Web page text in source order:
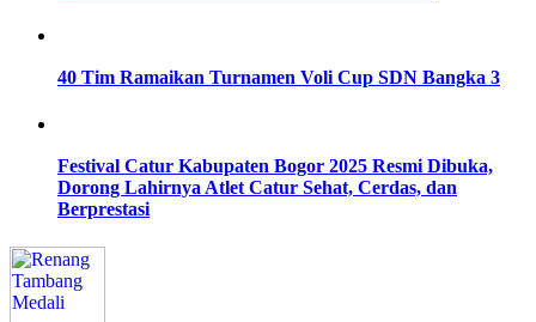
40 Tim Ramaikan Turnamen Voli Cup SDN Bangka 3
Festival Catur Kabupaten Bogor 2025 Resmi Dibuka,
Dorong Lahirnya Atlet Catur Sehat, Cerdas, dan
Berprestasi